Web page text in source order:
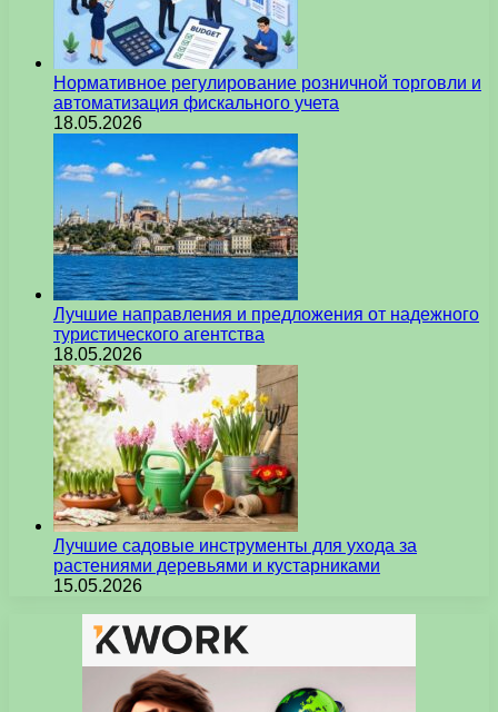
Нормативное регулирование розничной торговли и
автоматизация фискального учета
18.05.2026
Лучшие направления и предложения от надежного
туристического агентства
18.05.2026
Лучшие садовые инструменты для ухода за
растениями деревьями и кустарниками
15.05.2026